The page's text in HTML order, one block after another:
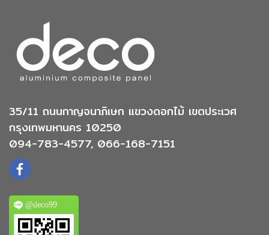
35/11 ถนนกาญจนาภิเษก แขวงดอกไม้ เขตประเวศ
กรุงเทพมหานคร 10250
094-783-4577, 066-168-7151
@deco99